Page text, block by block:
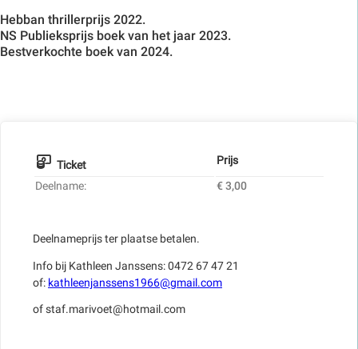
Hebban thrillerprijs 2022.
NS Publieksprijs boek van het jaar 2023.
Bestverkochte boek van 2024.
Ticket
Prijs
Deelname:
€ 3,00
Deelnameprijs ter plaatse betalen.
Info bij Kathleen Janssens: 0472 67 47 21
of: kathleenjanssens1966@gmail.com
of staf.marivoet@hotmail.com